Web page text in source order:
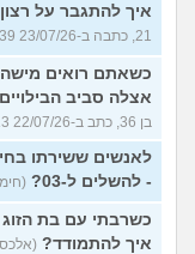
איך להתגבר על
21, כתבה ב-23/07/26 15:39)
כשאתם רואים
אצלה סביב
בן 36, כתב ב-22/07/26 16:13)
לאנשים ששירתו
- להשלים ל-03?
(חימושניק,
כשרבתי עם בת
איך להתמודד?